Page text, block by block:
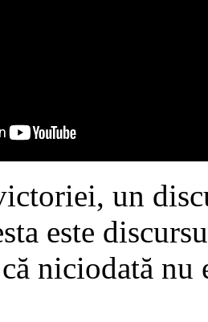
un
este
niciodată